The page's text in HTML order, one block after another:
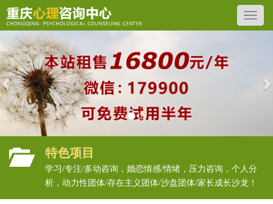
Previous
特色项目
学习/专注/多动咨询，婚恋情感/情绪，压力咨询，个人分
析，动力性团体/存在主义团体/沙盘团体/家长成长沙龙！